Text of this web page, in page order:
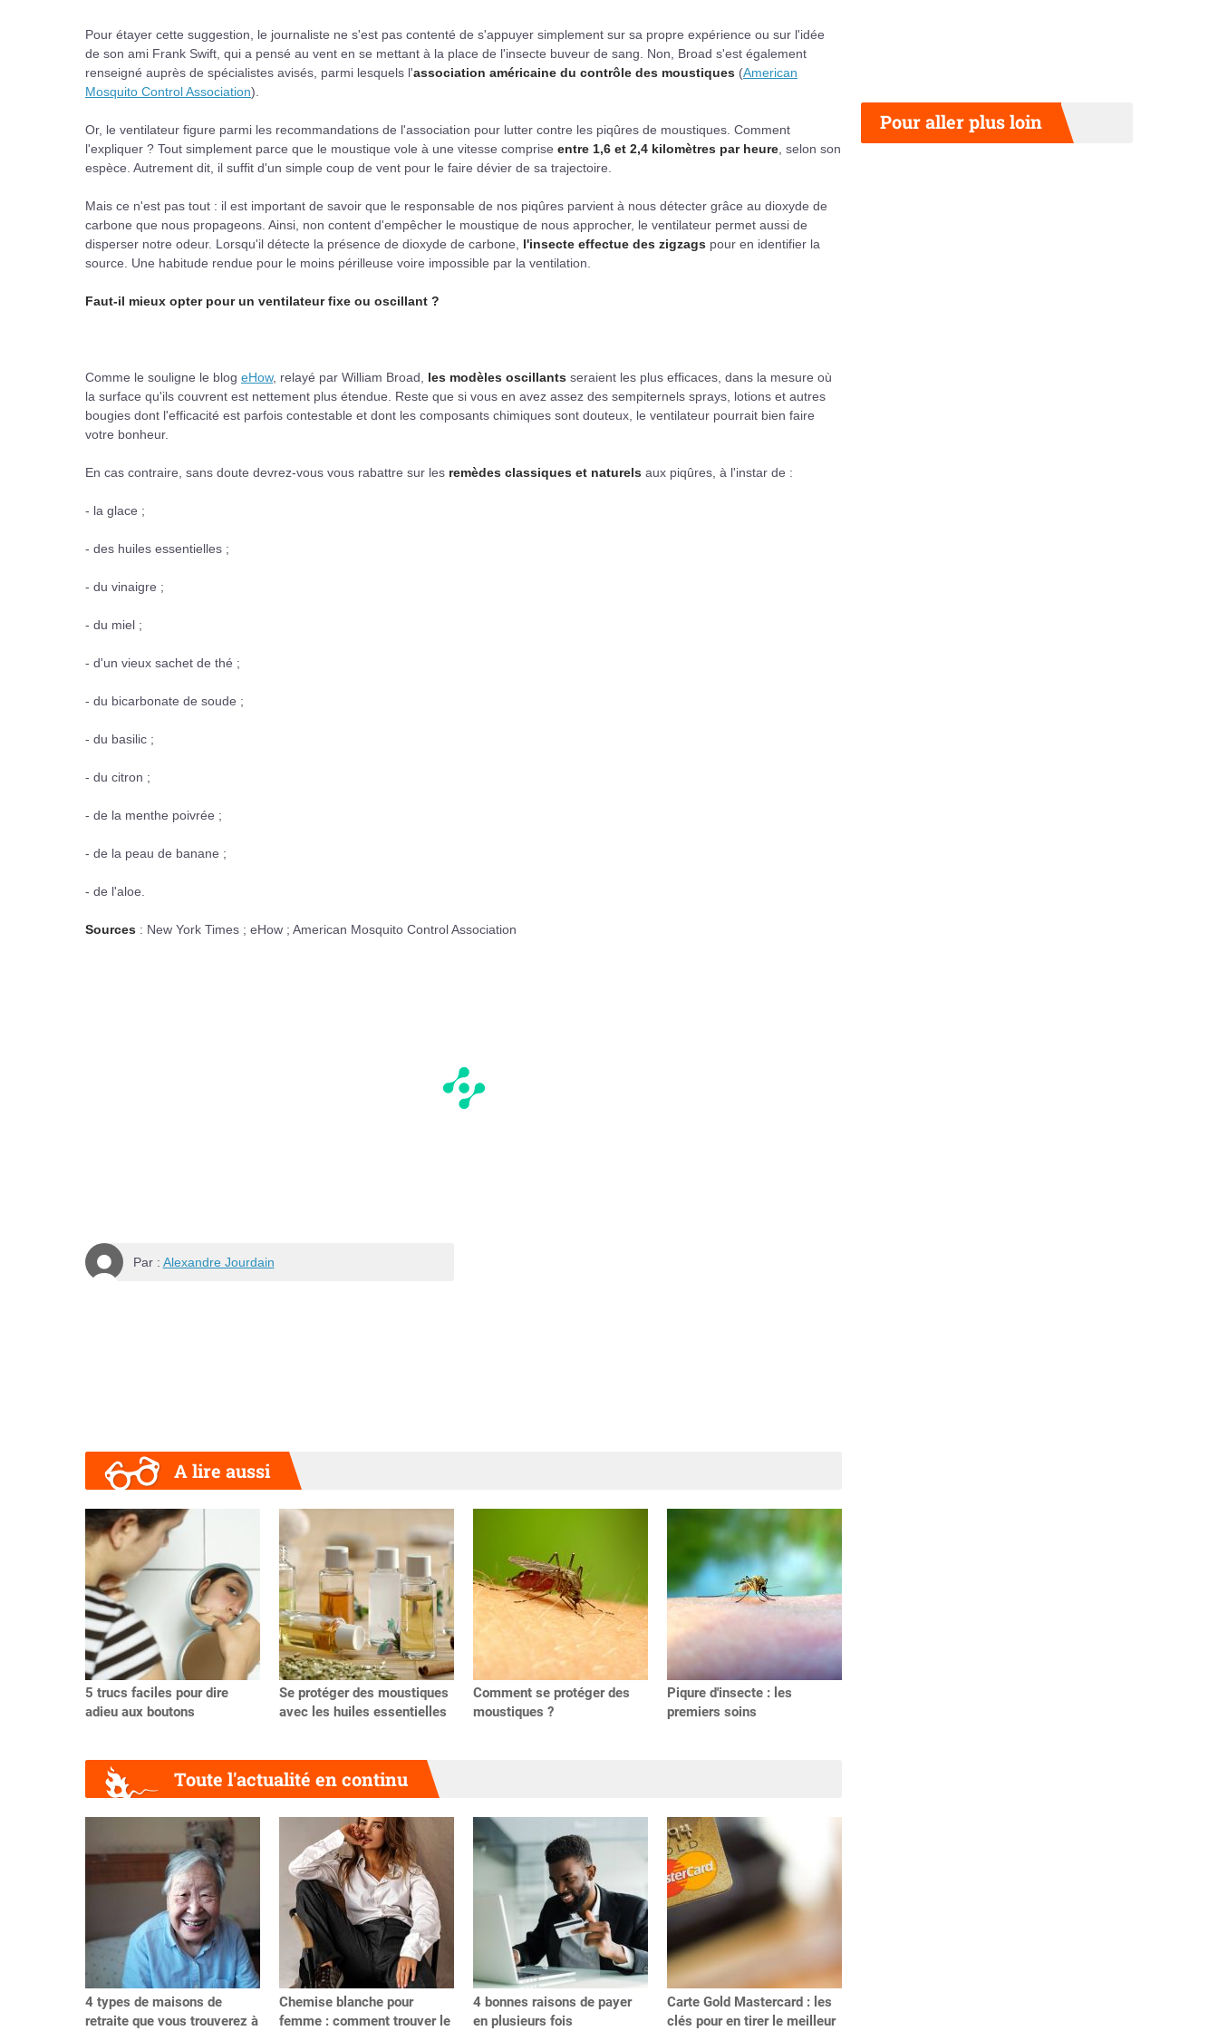
Pour étayer cette suggestion, le journaliste ne s'est pas contenté de s'appuyer simplement sur sa propre expérience ou sur l'idée
de son ami Frank Swift, qui a pensé au vent en se mettant à la place de l'insecte buveur de sang. Non, Broad s'est également
renseigné auprès de spécialistes avisés, parmi lesquels l'association américaine du contrôle des moustiques (American
Mosquito Control Association).
Or, le ventilateur figure parmi les recommandations de l'association pour lutter contre les piqûres de moustiques. Comment
l'expliquer ? Tout simplement parce que le moustique vole à une vitesse comprise entre 1,6 et 2,4 kilomètres par heure , selon son
espèce. Autrement dit, il suffit d'un simple coup de vent pour le faire dévier de sa trajectoire.
Mais ce n'est pas tout : il est important de savoir que le responsable de nos piqûres parvient à nous détecter grâce au dioxyde de
carbone que nous propageons. Ainsi, non content d'empêcher le moustique de nous approcher, le ventilateur permet aussi de
disperser notre odeur. Lorsqu'il détecte la présence de dioxyde de carbone, l'insecte effectue des zigzags pour en identifier la
source. Une habitude rendue pour le moins périlleuse voire impossible par la ventilation.
Faut-il mieux opter pour un ventilateur fixe ou oscillant ?
Comme le souligne le blog eHow, relayé par William Broad, les modèles oscillants seraient les plus efficaces, dans la mesure où
la surface qu'ils couvrent est nettement plus étendue. Reste que si vous en avez assez des sempiternels sprays, lotions et autres
bougies dont l'efficacité est parfois contestable et dont les composants chimiques sont douteux, le ventilateur pourrait bien faire
votre bonheur.
En cas contraire, sans doute devrez-vous vous rabattre sur les remèdes classiques et naturels aux piqûres, à l'instar de :
- la glace ;
- des huiles essentielles ;
- du vinaigre ;
- du miel ;
- d'un vieux sachet de thé ;
- du bicarbonate de soude ;
- du basilic ;
- du citron ;
- de la menthe poivrée ;
- de la peau de banane ;
- de l'aloe.
Sources : New York Times ; eHow ; American Mosquito Control Association
Par : Alexandre Jourdain
A lire aussi
5 trucs faciles pour dire
adieu aux boutons
Se protéger des moustiques
avec les huiles essentielles
Comment se protéger des
moustiques ?
Piqure d'insecte : les
premiers soins
Précédent
Toute l'actualité en continu
4 types de maisons de
retraite que vous trouverez à
Chemise blanche pour
femme : comment trouver le
4 bonnes raisons de payer
en plusieurs fois
Carte Gold Mastercard : les
clés pour en tirer le meilleur
Pour aller plus loin